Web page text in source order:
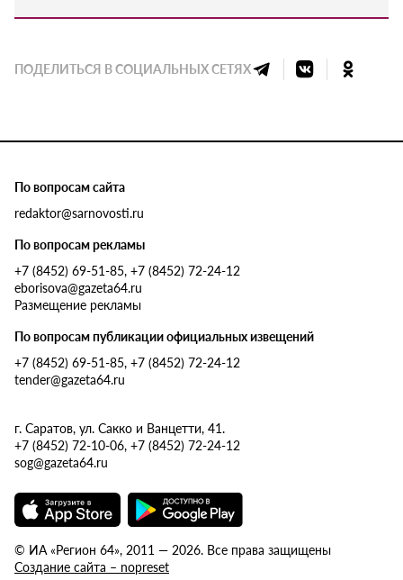
ПОДЕЛИТЬСЯ В СОЦИАЛЬНЫХ СЕТЯХ
По вопросам сайта
redaktor@sarnovosti.ru
По вопросам рекламы
+7 (8452) 69-51-85, +7 (8452) 72-24-12
eborisova@gazeta64.ru
Размещение рекламы
По вопросам публикации официальных извещений
+7 (8452) 69-51-85, +7 (8452) 72-24-12
tender@gazeta64.ru
г. Саратов, ул. Сакко и Ванцетти, 41.
+7 (8452) 72-10-06, +7 (8452) 72-24-12
sog@gazeta64.ru
© ИА «Регион 64», 2011 — 2026. Все права защищены
Создание сайта – nopreset